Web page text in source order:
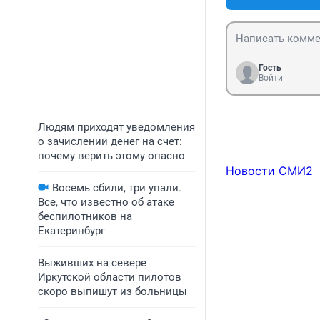
Людям приходят уведомления
о зачислении денег на счет:
почему верить этому опасно
Восемь сбили, три упали.
Все, что известно об атаке
беспилотников на
Екатеринбург
Выживших на севере
Иркутской области пилотов
скоро выпишут из больницы
Гость
Войти
Новости СМИ2